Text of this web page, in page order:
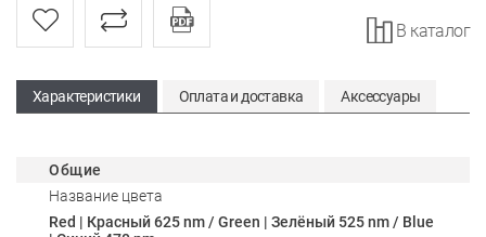
В каталог
Характеристики Оплата и доставка Аксессуары
Общие
Название цвета
Red | Красный 625 nm / Green | Зелёный 525 nm / Blue